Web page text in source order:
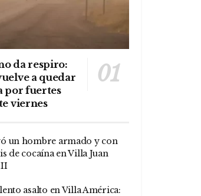
da respiro:
a quedar
por fuertes
viernes
un hombre armado y con
de cocaína en Villa Juan
asalto en Villa América: